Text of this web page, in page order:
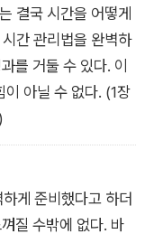
결국 시간을 어떻게
간 관리법을 완벽하
를 거둘 수 있다. 이
이 아닐 수 없다. (1장
게 준비했다고 하더
질 수밖에 없다. 바